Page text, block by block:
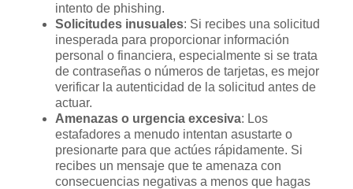
intento de phishing.
Solicitudes inusuales: Si recibes una solicitud
inesperada para proporcionar información
personal o financiera, especialmente si se trata
de contraseñas o números de tarjetas, es mejor
verificar la autenticidad de la solicitud antes de
actuar.
Amenazas o urgencia excesiva: Los
estafadores a menudo intentan asustarte o
presionarte para que actúes rápidamente. Si
recibes un mensaje que te amenaza con
consecuencias negativas a menos que hagas